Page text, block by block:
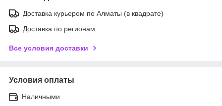
Доставка курьером по Алматы (в квадрате)
Доставка по регионам
Все условия доставки
Условия оплаты
Наличными